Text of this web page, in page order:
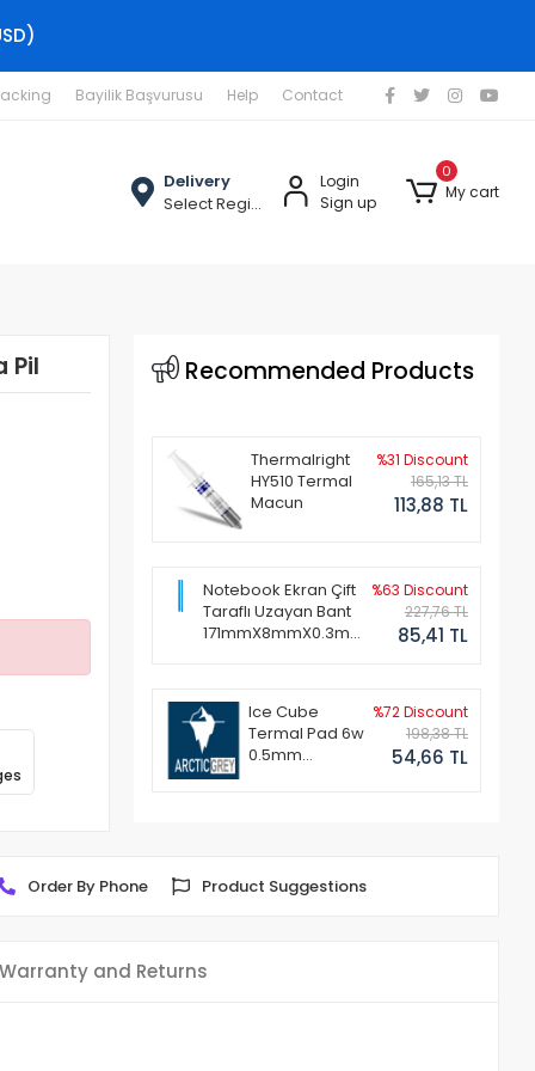
Bayilik Başvurusu Help Contact
Delivery
Select Region
Login
Sign up
0
My cart
Pil Recommended Products
Thermalright
HY510 Termal
Macun
%31 Discount
165,13 TL
113,88 TL
Notebook Ekran Çift
Taraflı Uzayan Bant
171mmX8mmX0.3mm
%63 Discount
227,76 TL
85,41 TL
Ice Cube
Termal Pad 6w
0.5mm
%72 Discount
198,38 TL
54,66 TL
Order By Phone Product Suggestions
Warranty and Returns